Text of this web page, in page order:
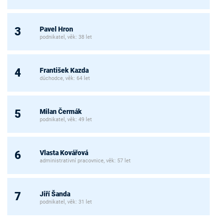
3 Pavel Hron
podnikatel, věk: 38 let
4 František Kazda
důchodce, věk: 64 let
5 Milan Čermák
podnikatel, věk: 49 let
6 Vlasta Kovářová
administrativní pracovnice, věk: 57 let
7 Jiří Šanda
podnikatel, věk: 31 let